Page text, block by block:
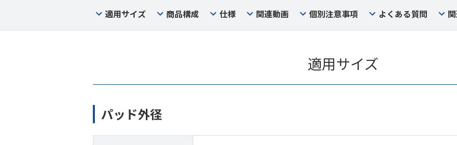
適用サイズ 商品構成 仕様 関連動画 個別注意事項 よくある質問
適用サイズ
パッド外径